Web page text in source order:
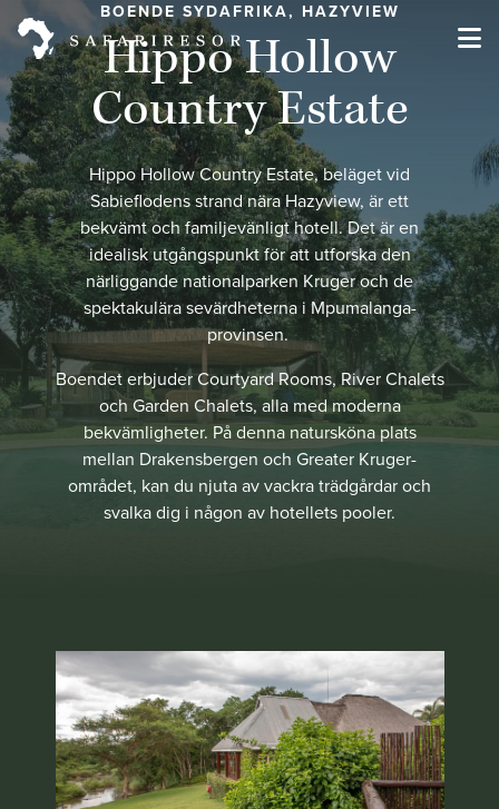
BOENDE SYDAFRIKA, HAZYVIEW
Hippo Hollow
Country Estate
Hippo Hollow Country Estate, beläget vid
Sabieflodens strand nära Hazyview, är ett
bekvämt och familjevänligt hotell. Det är en
idealisk utgångspunkt för att utforska den
närliggande nationalparken Kruger och de
spektakulära sevärdheterna i Mpumalanga-
provinsen.
Boendet erbjuder Courtyard Rooms, River Chalets
och Garden Chalets, alla med moderna
bekvämligheter. På denna natursköna plats
mellan Drakensbergen och Greater Kruger-
området, kan du njuta av vackra trädgårdar och
svalka dig i någon av hotellets pooler.